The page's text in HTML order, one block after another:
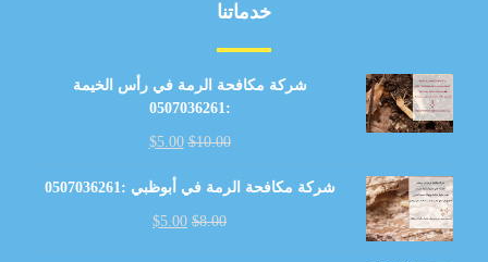
خدماتنا
شركة مكافحة الرمة في رأس الخيمة
:0507036261
$10.00
$5.00
شركة مكافحة الرمة في أبوظبي :0507036261
$8.00
$5.00